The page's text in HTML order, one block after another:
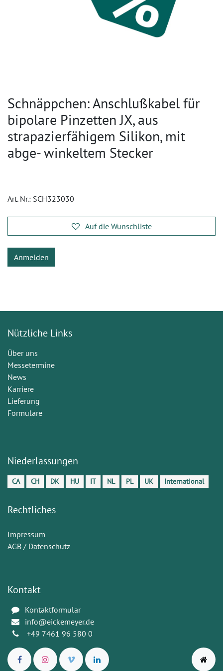
Schnäppchen: Anschlußkabel für
bipolare Pinzetten JX, aus
strapazierfähigem Silikon, mit
abge- winkeltem Stecker
Art. Nr.: SCH323030
Auf die Wunschliste
Anmelden
Nützliche Links
Über uns
Messetermine
News
Karriere
Lieferung
Formulare
Niederlassungen
CA CH DK HU IT NL PL UK International
Rechtliches
Impressum
AGB / Datenschutz
Kontakt
Kontaktformular
info@eickemeyer.de
+49 7461 96 580 0